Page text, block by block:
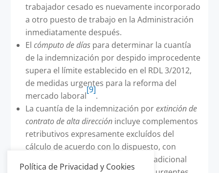
trabajador cesado es nuevamente incorporado
a otro puesto de trabajo en la Administración
inmediatamente después.
El cómputo de díaspara determinar la cuantía
de la indemnización por despido improcedente
supera el límite establecido en el RDL 3/2012,
de medidas urgentes para la reforma del
mercado laboral
[9]
.
La cuantía de la indemnización porextinción de
contrato de alta direcciónincluye complementos
retributivos expresamente excluídos del
cálculo de acuerdo con lo dispuesto, con
carácter básico, por la disposición adicional
Política de Privacidad y Cookies